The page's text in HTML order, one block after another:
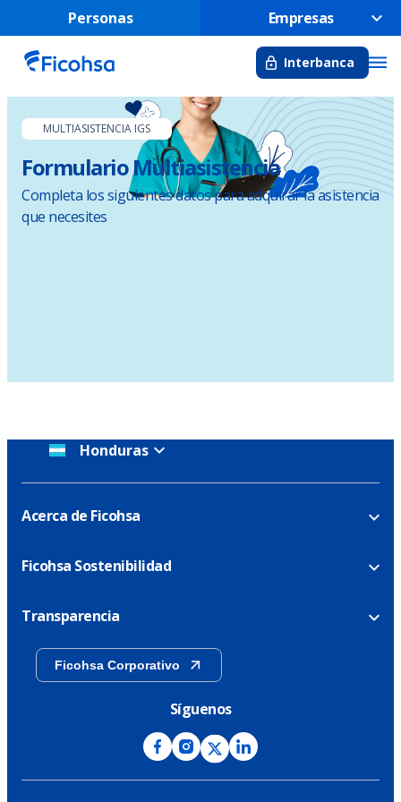
Personas Empresas
Interbanca
MULTIASISTENCIA IGS
Formulario Multiasistencia
Completa los siguientes datos para adquirar la asistencia
que necesites
Honduras
Acerca de Ficohsa
Ficohsa Sostenibilidad
Transparencia
Ficohsa Corporativo
Síguenos